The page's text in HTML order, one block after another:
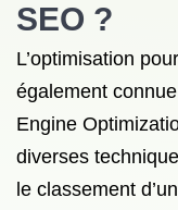
SEO ?
L’optimisation
également
Engine
diverses
le classement